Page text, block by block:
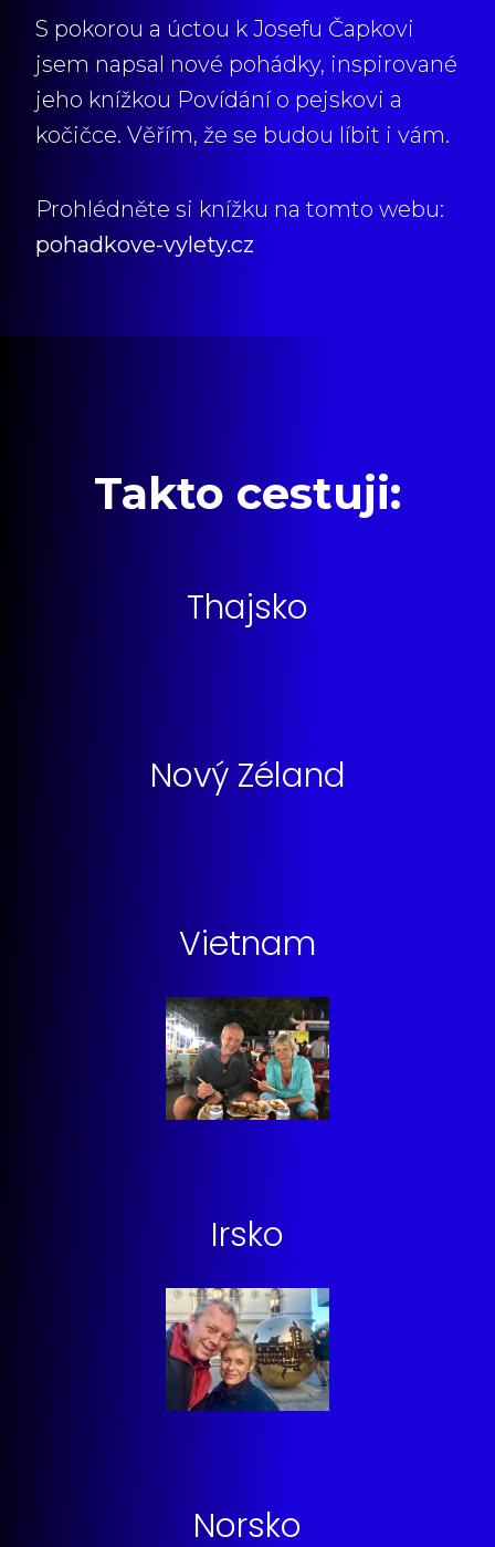
S pokorou a úctou k Josefu Čapkovi
jsem napsal nové pohádky, inspirované
jeho knížkou Povídání o pejskovi a
kočičce. Věřím, že se budou líbit i vám.
Prohlédněte si knížku na tomto webu:
pohadkove-vylety.cz
Takto cestuji:
Thajsko
Nový Zéland
Vietnam
Irsko
Norsko